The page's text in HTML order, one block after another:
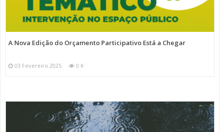
A Nova Edição do Orçamento Participativo Está a Chegar
03 Fevereiro 2025 0 K